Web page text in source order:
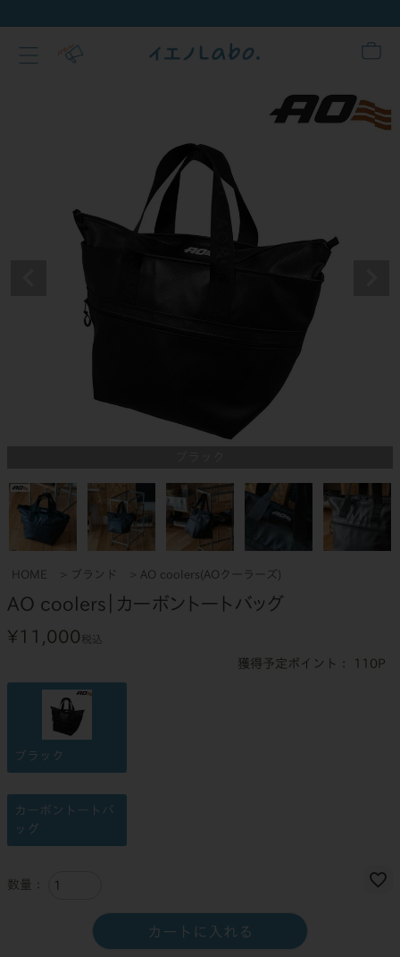
HOME ブランド AO coolers(AOクーラーズ)
AO coolers｜カーボントートバッグ
¥11,000 税込
110
ブラック
カーボントートバ
ッグ
カートに入れる